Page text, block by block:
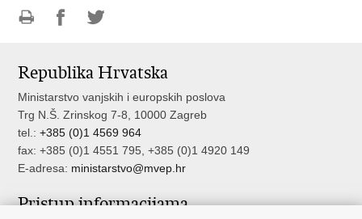
Facebooku
Twitteru
Republika Hrvatska
Ministarstvo vanjskih i europskih poslova
Trg N.Š. Zrinskog 7-8, 10000 Zagreb
tel.:+385 (0)1 4569 964
fax: +385 (0)1 4551 795, +385 (0)1 4920 149
E-adresa: ministarstvo@mvep.hr
Pristup informacijama